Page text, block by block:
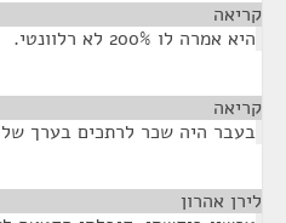
קריאה
היא אמרה לו 200% לא רלוונטי.
קריאה
בעבר היה שכר לרתכים בערך של 130%.
לירן אהרון